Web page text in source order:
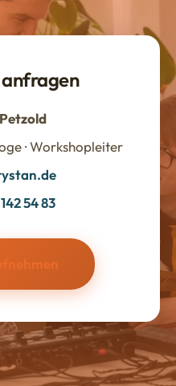
· Workshopleiter
54 83